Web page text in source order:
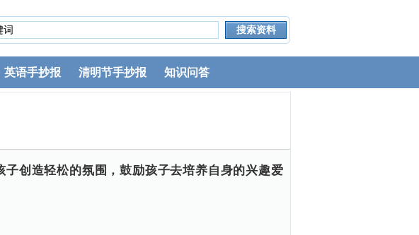
英语手抄报 清明节手抄报 知识问答
创造轻松的氛围，鼓励孩子去培养自身的兴趣爱